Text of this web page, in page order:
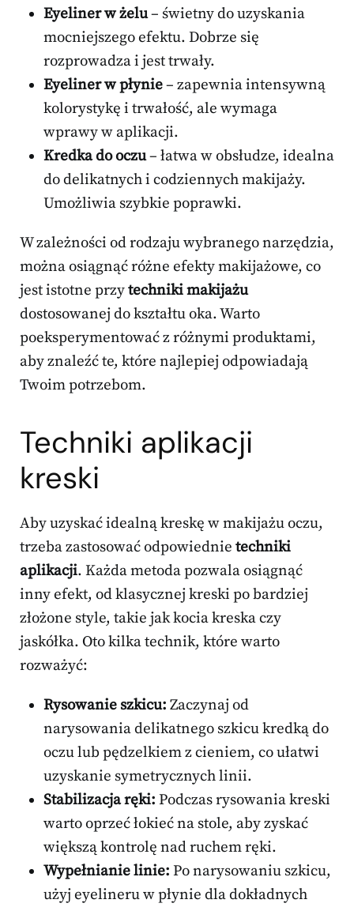
Eyeliner w żelu– świetny do uzyskania
mocniejszego efektu. Dobrze się
rozprowadza i jest trwały.
Eyeliner w płynie– zapewnia intensywną
kolorystykę i trwałość, ale wymaga
wprawy w aplikacji.
Kredka do oczu– łatwa w obsłudze, idealna
do delikatnych i codziennych makijaży.
Umożliwia szybkie poprawki.
W zależności od rodzaju wybranego narzędzia,
można osiągnąć różne efekty makijażowe, co
jest istotne przytechniki makijażu
dostosowanej do kształtu oka. Warto
poeksperymentować z różnymi produktami,
aby znaleźć te, które najlepiej odpowiadają
Twoim potrzebom.
Techniki aplikacji
kreski
Aby uzyskać idealną kreskę w makijażu oczu,
trzeba zastosować odpowiednie techniki
aplikacji. Każda metoda pozwala osiągnąć
inny efekt, od klasycznej kreski po bardziej
złożone style, takie jak kocia kreska czy
jaskółka. Oto kilka technik, które warto
rozważyć:
Rysowanie szkicu: Zaczynaj od
narysowania delikatnego szkicu kredką do
oczu lub pędzelkiem z cieniem, co ułatwi
uzyskanie symetrycznych linii.
Stabilizacja ręki: Podczas rysowania kreski
warto oprzeć łokieć na stole, aby zyskać
większą kontrolę nad ruchem ręki.
Wypełnianie linie: Po narysowaniu szkicu,
użyj eyelineru w płynie dla dokładnych